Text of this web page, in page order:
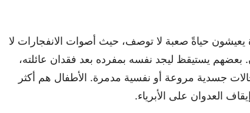
حياةً صعبة لا توصف، حيث أصوات الانفجارات لا
بعضهم يستيقظ ليجد نفسه بمفرده بعد فقدان عائلته،
جسدية مروعة أو نفسية مدمرة. الأطفال هم أكثر
العدوان على الأبرياء.